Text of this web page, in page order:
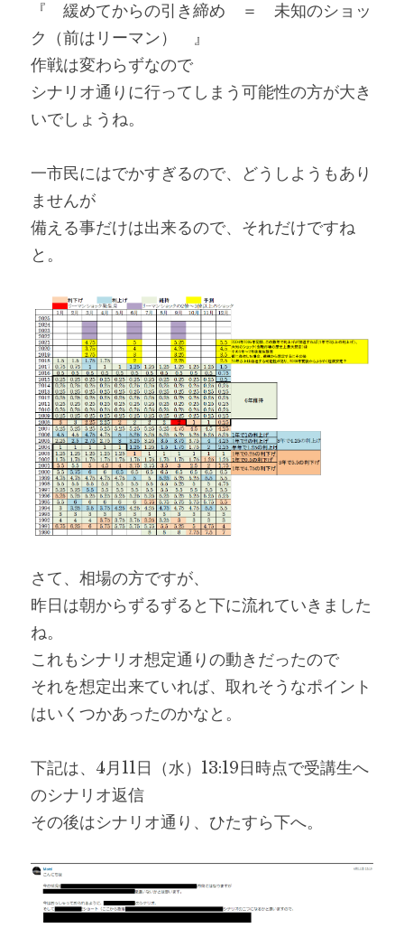
『　緩めてからの引き締め　＝　未知のショッ
ク（前はリーマン）　』
作戦は変わらずなので
シナリオ通りに行ってしまう可能性の方が大き
いでしょうね。
一市民にはでかすぎるので、どうしようもあり
ませんが
備える事だけは出来るので、それだけですね
と。
さて、相場の方ですが、
昨日は朝からずるずると下に流れていきました
ね。
これもシナリオ想定通りの動きだったので
それを想定出来ていれば、取れそうなポイント
はいくつかあったのかなと。
下記は、4月11日（水）13:19日時点で受講生へ
のシナリオ返信
その後はシナリオ通り、ひたすら下へ。